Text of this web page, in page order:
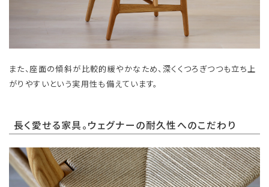
また、座面の傾斜が比較的緩やかなため、深くくつろぎつつも立ち上
がりやすいという実用性も備えています。
長く愛せる家具。ウェグナーの耐久性へのこだわり